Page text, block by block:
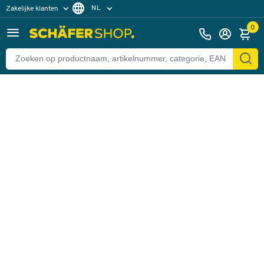
Zakelijke klanten
Particuliere klanten
NL
0
Terug